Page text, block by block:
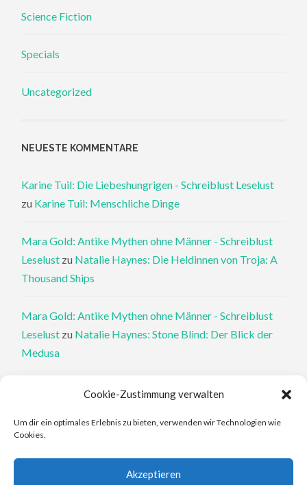
Cookie-Zustimmung verwalten
Um dir ein optimales Erlebnis zu bieten, verwenden wir Technologien wie
Cookies.
Akzeptieren
Science Fiction
Specials
Uncategorized
NEUESTE KOMMENTARE
Karine Tuil: Die Liebeshungrigen - Schreiblust Leselust
zu Karine Tuil: Menschliche Dinge
Mara Gold: Antike Mythen ohne Männer - Schreiblust
Leselust zu Natalie Haynes: Die Heldinnen von Troja: A
Thousand Ships
Mara Gold: Antike Mythen ohne Männer - Schreiblust
Leselust zu Natalie Haynes: Stone Blind: Der Blick der
Medusa
Philippa Perry: Die Therapeutin und ihre Mörder: Dr. Pat
Philippa Perry: Das Buch, von dem du dir wünschst, deine